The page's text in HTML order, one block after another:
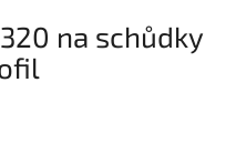
na schůdky